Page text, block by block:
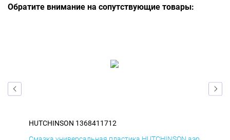
Обратите внимание на сопутствующие товары:
HUTCHINSON 1368411712